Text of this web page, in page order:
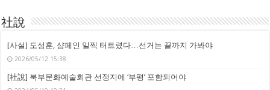
社說
[사설] 도성훈, 샴페인 일찍 터트렸다…선거는 끝까지 가봐야
2026/05/12 15:38
[社說] 북부문화예술회관 선정지에 ‘부평’ 포함되어야